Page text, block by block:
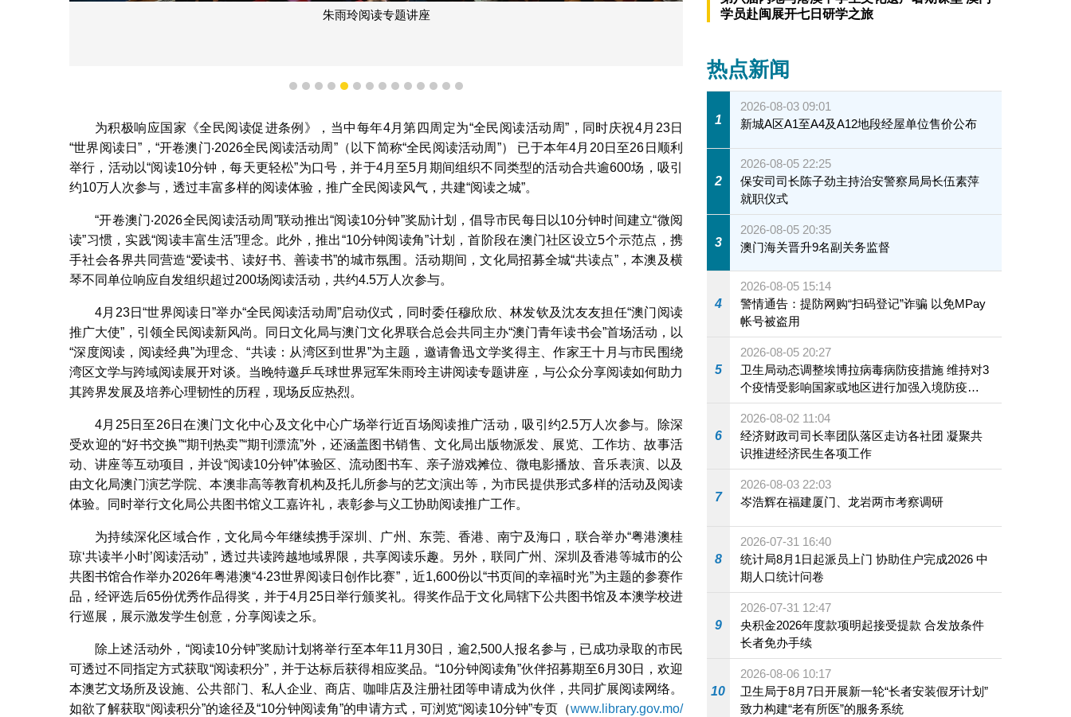
朱雨玲阅读专题讲座
1 2 3 4 5 6 7 8 9 1011121314
为积极响应国家《全民阅读促进条例》，当中每年4月第四周定为“全民阅读活动周”，同时庆祝4月23日
“世界阅读日”，“开卷澳门‧2026全民阅读活动周”（以下简称“全民阅读活动周”） 已于本年4月20日至26日顺利
举行，活动以“阅读10分钟，每天更轻松”为口号，并于4月至5月期间组织不同类型的活动合共逾600场，吸引
约10万人次参与，透过丰富多样的阅读体验，推广全民阅读风气，共建“阅读之城”。
“开卷澳门‧2026全民阅读活动周”联动推出“阅读10分钟”奖励计划，倡导市民每日以10分钟时间建立“微阅
读”习惯，实践“阅读丰富生活”理念。此外，推出“10分钟阅读角”计划，首阶段在澳门社区设立5个示范点，携
手社会各界共同营造“爱读书、读好书、善读书”的城市氛围。活动期间，文化局招募全城“共读点”，本澳及横
琴不同单位响应自发组织超过200场阅读活动，共约4.5万人次参与。
4月23日“世界阅读日”举办“全民阅读活动周”启动仪式，同时委任穆欣欣、林发钦及沈友友担任“澳门阅读
推广大使”，引领全民阅读新风尚。同日文化局与澳门文化界联合总会共同主办“澳门青年读书会”首场活动，以
“深度阅读，阅读经典”为理念、“共读：从湾区到世界”为主题，邀请鲁迅文学奖得主、作家王十月与市民围绕
湾区文学与跨域阅读展开对谈。当晚特邀乒乓球世界冠军朱雨玲主讲阅读专题讲座，与公众分享阅读如何助力
其跨界发展及培养心理韧性的历程，现场反应热烈。
4月25日至26日在澳门文化中心及文化中心广场举行近百场阅读推广活动，吸引约2.5万人次参与。除深
受欢迎的“好书交换”“期刊热卖”“期刊漂流”外，还涵盖图书销售、文化局出版物派发、展览、工作坊、故事活
动、讲座等互动项目，并设“阅读10分钟”体验区、流动图书车、亲子游戏摊位、微电影播放、音乐表演、以及
由文化局澳门演艺学院、本澳非高等教育机构及托儿所参与的艺文演出等，为市民提供形式多样的活动及阅读
体验。同时举行文化局公共图书馆义工嘉许礼，表彰参与义工协助阅读推广工作。
为持续深化区域合作，文化局今年继续携手深圳、广州、东莞、香港、南宁及海口，联合举办“粤港澳桂
琼‘共读半小时’阅读活动”，透过共读跨越地域界限，共享阅读乐趣。另外，联同广州、深圳及香港等城市的公
共图书馆合作举办2026年粤港澳“4‧23世界阅读日创作比赛”，近1,600份以“书页间的幸福时光”为主题的参赛作
品，经评选后65份优秀作品得奖，并于4月25日举行颁奖礼。得奖作品于文化局辖下公共图书馆及本澳学校进
行巡展，展示激发学生创意，分享阅读之乐。
除上述活动外，“阅读10分钟”奖励计划将举行至本年11月30日，逾2,500人报名参与，已成功录取的市民
可透过不同指定方式获取“阅读积分”，并于达标后获得相应奖品。“10分钟阅读角”伙伴招募期至6月30日，欢迎
本澳艺文场所及设施、公共部门、私人企业、商店、咖啡店及注册社团等申请成为伙伴，共同扩展阅读网络。
如欲了解获取“阅读积分”的途径及“10分钟阅读角”的申请方式，可浏览“阅读10分钟”专页（www.library.gov.mo/
学员赴闽展开七日研学之旅
热点新闻
1
2026-08-03 09:01
新城A区A1至A4及A12地段经屋单位售价公布
2
2026-08-05 22:25
保安司司长陈子劲主持治安警察局局长伍素萍
就职仪式
3
2026-08-05 20:35
澳门海关晋升9名副关务监督
4
2026-08-05 15:14
警情通告：提防网购“扫码登记”诈骗 以免MPay
帐号被盗用
5
2026-08-05 20:27
卫生局动态调整埃博拉病毒病防疫措施 维持对3
个疫情受影响国家或地区进行加强入境防疫措
施
6
2026-08-02 11:04
经济财政司司长率团队落区走访各社团 凝聚共
识推进经济民生各项工作
7
2026-08-03 22:03
岑浩辉在福建厦门、龙岩两市考察调研
8
2026-07-31 16:40
统计局8月1日起派员上门 协助住户完成2026 中
期人口统计问卷
9
2026-07-31 12:47
央积金2026年度款项明起接受提款 合发放条件
长者免办手续
10
2026-08-06 10:17
卫生局于8月7日开展新一轮“长者安装假牙计划”
致力构建“老有所医”的服务系统